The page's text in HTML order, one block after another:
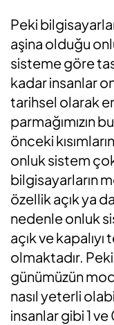
Peki
aşina olduğu
sisteme göre
kadar insanlar
tarihsel olarak
parmağımızın
önceki
onluk sistem
bilgisayarların
özellik açık ya
nedenle onluk
açık ve
olmaktadır.
günümüzün
nasıl yeterli
insanlar gibi 1 ve